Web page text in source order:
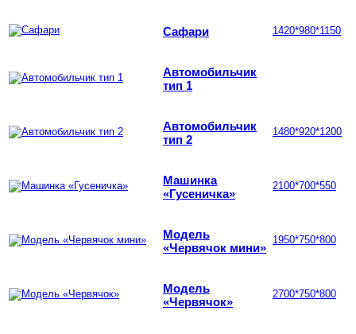
Сафари 1420*980*1150
Автомобильчик
тип 1
Автомобильчик
тип 2
1480*920*1200
Машинка
«Гусеничка»
2100*700*550
Модель
«Червячок мини»
1950*750*800
Модель
«Червячок»
2700*750*800